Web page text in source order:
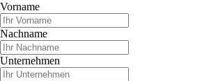
Vorname
Nachname
Unternehmen